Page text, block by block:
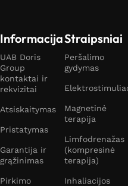
Informacija
UAB Doris
Group
kontaktai ir
rekvizitai
Atsiskaitymas
Pristatymas
Garantija ir
grąžinimas
Pirkimo
Straipsniai
Peršalimo
gydymas
Magnetinė
terapija
Limfodrenažas
(kompresinė
terapija)
Inhaliacijos